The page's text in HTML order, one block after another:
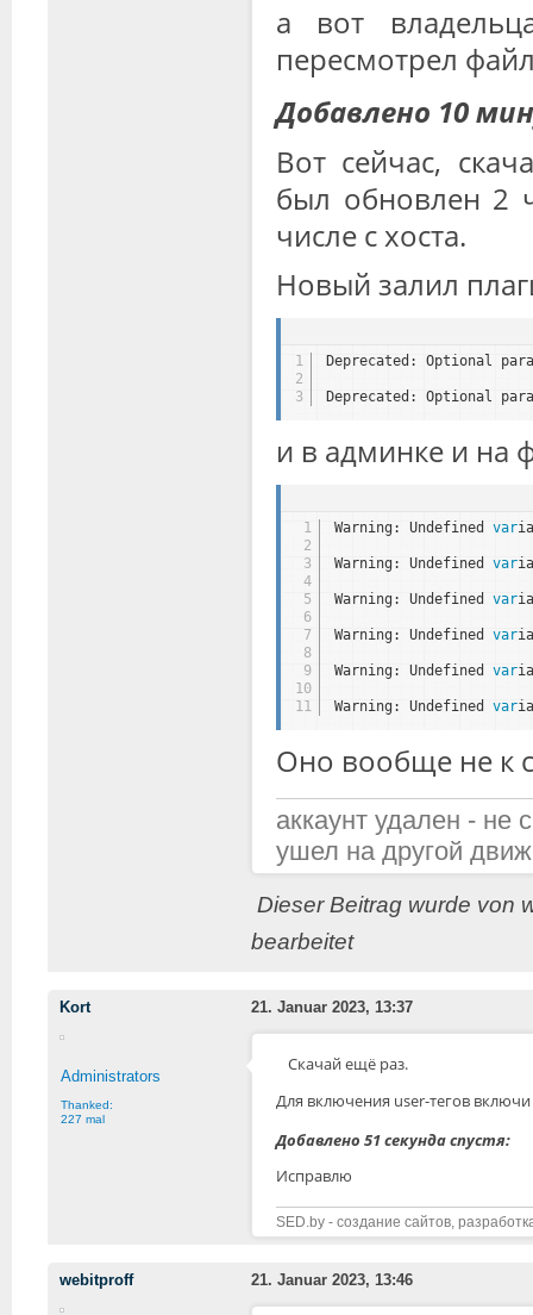
а вот
пересмотрел
Добавлено 10
Вот сейчас,
был обновлен 2
числе с хоста.
Новый залил
1
2
3
Deprecated: Optional
Deprecated: Optional
и в админке и на
1
2
3
4
5
6
7
8
9
10
11
Warning: Undefined var
Warning: Undefined var
Warning: Undefined var
Warning: Undefined var
Warning: Undefined var
Warning: Undefined var
Оно вообще не к
аккаунт удален - не
ушел на другой
Dieser Beitrag wurde von
bearbeitet
Kort 21. Januar 2023, 13:37
Administrators
Thanked:
227 mal
Скачай ещё раз.
Для включения user-тегов
Добавлено 51 секунда спустя:
Исправлю
SED.by - создание сайтов,
webitproff 21. Januar 2023, 13:46